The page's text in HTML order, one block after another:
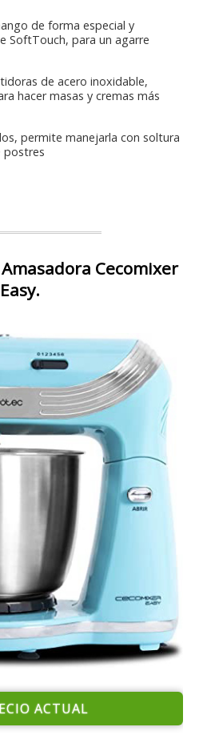
de forma especial y
SoftTouch, para un agarre
de acero inoxidable,
hacer masas y cremas más
permite manejarla con soltura
postres
Cecomixer
Easy.
ACTUAL